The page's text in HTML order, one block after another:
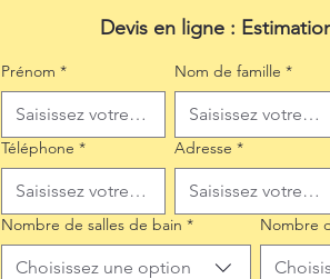
Devis en ligne :
Prénom * Nom de famille *
Téléphone * Adresse *
Nombre de salles de bain *
Choisissez une option
Nombre